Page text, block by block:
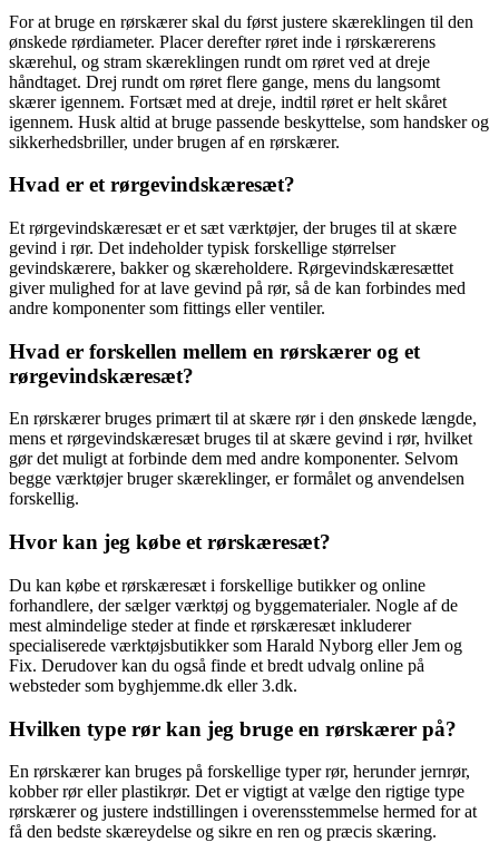
For at bruge en rørskærer skal du først justere skæreklingen til den
ønskede rørdiameter. Placer derefter røret inde i rørskærerens
skærehul, og stram skæreklingen rundt om røret ved at dreje
håndtaget. Drej rundt om røret flere gange, mens du langsomt
skærer igennem. Fortsæt med at dreje, indtil røret er helt skåret
igennem. Husk altid at bruge passende beskyttelse, som handsker og
sikkerhedsbriller, under brugen af en rørskærer.
Hvad er et rørgevindskæresæt?
Et rørgevindskæresæt er et sæt værktøjer, der bruges til at skære
gevind i rør. Det indeholder typisk forskellige størrelser
gevindskærere, bakker og skæreholdere. Rørgevindskæresættet
giver mulighed for at lave gevind på rør, så de kan forbindes med
andre komponenter som fittings eller ventiler.
Hvad er forskellen mellem en rørskærer og et
rørgevindskæresæt?
En rørskærer bruges primært til at skære rør i den ønskede længde,
mens et rørgevindskæresæt bruges til at skære gevind i rør, hvilket
gør det muligt at forbinde dem med andre komponenter. Selvom
begge værktøjer bruger skæreklinger, er formålet og anvendelsen
forskellig.
Hvor kan jeg købe et rørskæresæt?
Du kan købe et rørskæresæt i forskellige butikker og online
forhandlere, der sælger værktøj og byggematerialer. Nogle af de
mest almindelige steder at finde et rørskæresæt inkluderer
specialiserede værktøjsbutikker som Harald Nyborg eller Jem og
Fix. Derudover kan du også finde et bredt udvalg online på
websteder som byghjemme.dk eller 3.dk.
Hvilken type rør kan jeg bruge en rørskærer på?
En rørskærer kan bruges på forskellige typer rør, herunder jernrør,
kobber rør eller plastikrør. Det er vigtigt at vælge den rigtige type
rørskærer og justere indstillingen i overensstemmelse hermed for at
få den bedste skæreydelse og sikre en ren og præcis skæring.